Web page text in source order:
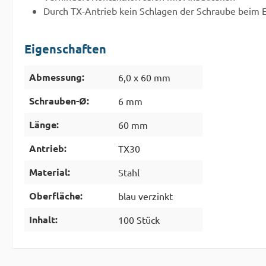
Durch TX-Antrieb kein Schlagen der Schraube beim
Eigenschaften
Abmessung: 6,0 x 60 mm
Schrauben-Ø: 6 mm
Länge: 60 mm
Antrieb: TX30
Material: Stahl
Oberfläche: blau verzinkt
Inhalt: 100 Stück